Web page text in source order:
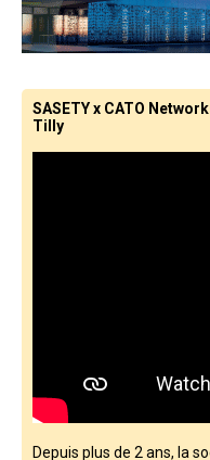
SASETY x CATO
Tilly
Depuis plus de 2 ans, la